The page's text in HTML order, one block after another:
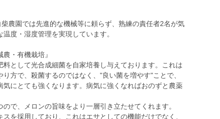
柴農園では先進的な機械等に頼らず、熟練の責任者2名が気
度・湿度管理を実現しています。
・有機栽培』
として光合成細菌を自家培養し与えております。これは
方で、殺菌するのではなく、"良い菌を増やす"ことで、
にとても強くなります。病気に強くなればおのずと農薬
で、メロンの旨味をより一層引き立たせてくれます。
を採用しており、これはエサとしての機能だけでなく、